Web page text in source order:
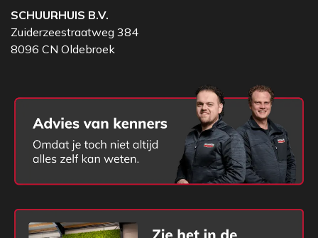
SCHUURHUIS B.V.
Zuiderzeestraatweg 384
8096 CN Oldebroek